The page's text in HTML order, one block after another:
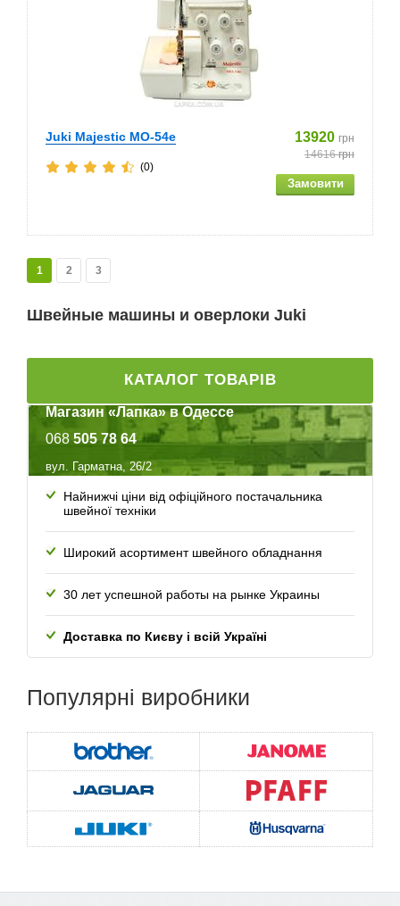
Juki Majestic MO-54e 13920 грн
14616грн
(0)
1 2 3
Швейные машины и оверлоки Juki
КАТАЛОГ ТОВАРІВ
Магазин «Лапка» в Одессе
068 505 78 64
вул. Гарматна, 26/2
Найнижчі ціни від офіційного постачальника
швейної техніки
Широкий асортимент швейного обладнання
30 лет успешной работы на рынке Украины
Доставка по Києву і всій Україні
Популярні виробники